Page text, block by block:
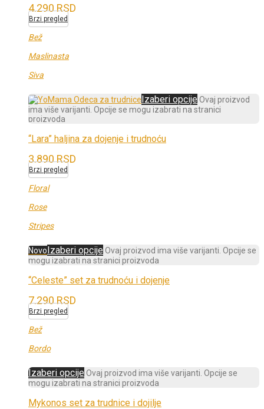
4.290RSD
Brzi pregled
Bež
Maslinasta
Siva
Izaberi opcije Ovaj proizvod
ima više varijanti. Opcije se mogu izabrati na stranici
proizvoda
“Lara” haljina za dojenje i trudnoću
3.890RSD
Brzi pregled
Floral
Rose
Stripes
NovoIzaberi opcije Ovaj proizvod ima više varijanti. Opcije se
mogu izabrati na stranici proizvoda
“Celeste” set za trudnoću i dojenje
7.290RSD
Brzi pregled
Bež
Bordo
Izaberi opcije Ovaj proizvod ima više varijanti. Opcije se
mogu izabrati na stranici proizvoda
Mykonos set za trudnice i dojilje